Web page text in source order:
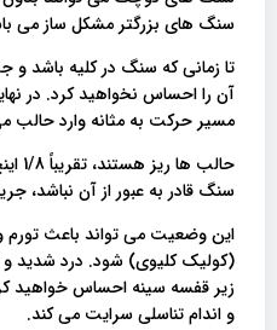
سنگ های بزرگتر مشکل ساز می
تا زمانی که سنگ در کلیه باشد و
آن را احساس نخواهید کرد. در
مسیر حرکت به مثانه وارد حالب
سنگ قادر به عبور از آن نباشد،
این وضعیت می تواند باعث تورم
(کولیک کلیوی) شود. درد شدید و
زیر قفسه سینه احساس خواهید
و اندام تناسلی سرایت می کند.